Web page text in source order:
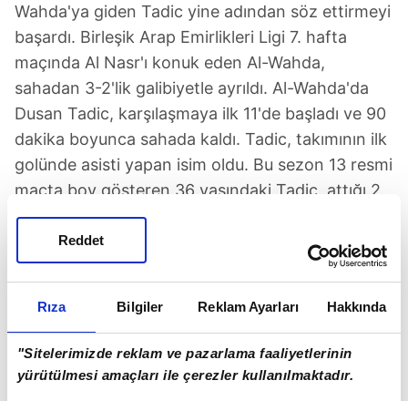
Rıza Bilgiler Reklam Ayarları Hakkında
"Sitelerimizde reklam ve pazarlama faaliyetlerinin
yürütülmesi amaçları ile çerezler kullanılmaktadır.
Reddet
Wahda'ya giden Tadic yine adından söz ettirmeyi
başardı. Birleşik Arap Emirlikleri Ligi 7. hafta
maçında Al Nasr'ı konuk eden Al-Wahda,
sahadan 3-2'lik galibiyetle ayrıldı. Al-Wahda'da
Dusan Tadic, karşılaşmaya ilk 11'de başladı ve 90
dakika boyunca sahada kaldı. Tadic, takımının ilk
golünde asisti yapan isim oldu. Bu sezon 13 resmi
maçta boy gösteren 36 yaşındaki Tadic, attığı 2
golün yanı sıra 5 de asist yaparak 7 gole direkt
katkı sağlamış oldu.
Günün Manşetleri